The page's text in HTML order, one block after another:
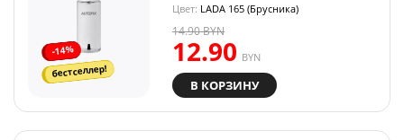
-14%
бестселлер!
Цвет: LADA 165 (Брусника)
12.90 BYN
14.90BYN
В КОРЗИНУ